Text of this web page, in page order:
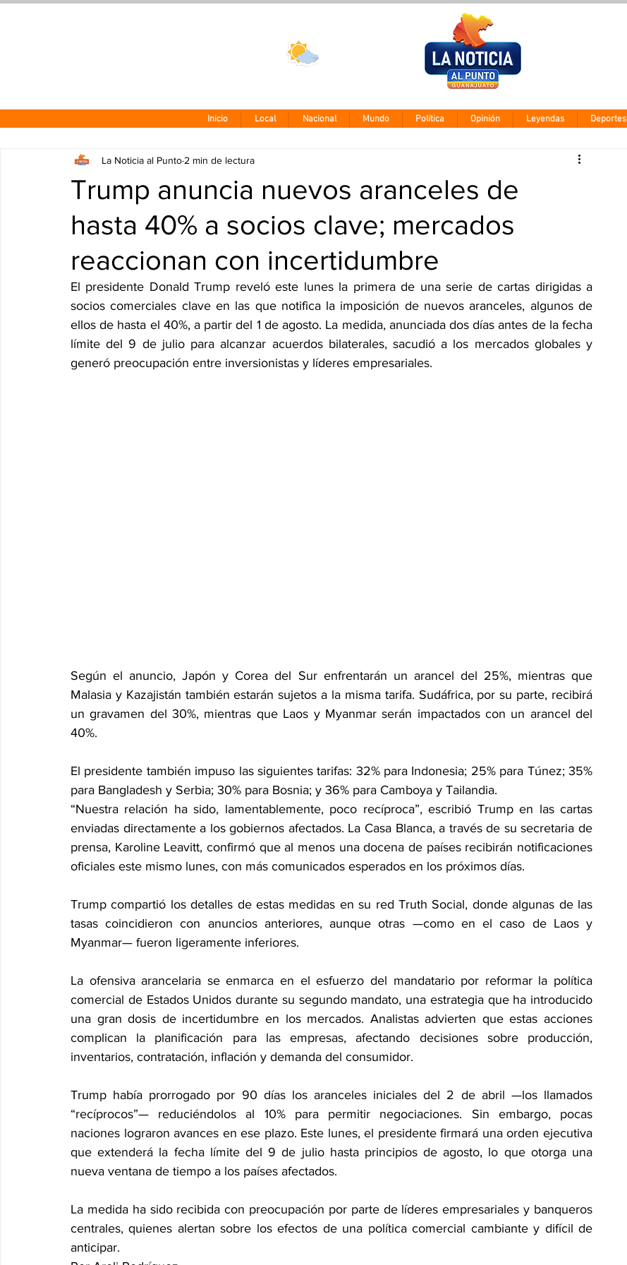
Inicio Local Nacional Mundo Política Opinión Leyendas Deportes
Trump anuncia nuevos aranceles de
hasta 40% a socios clave; mercados
reaccionan con incertidumbre
La Noticia al Punto 2 min de lectura
El presidente Donald Trump reveló este lunes la primera de una serie de cartas dirigidas a
socios comerciales clave en las que notifica la imposición de nuevos aranceles, algunos de
ellos de hasta el 40%, a partir del 1 de agosto. La medida, anunciada dos días antes de la fecha
límite del 9 de julio para alcanzar acuerdos bilaterales, sacudió a los mercados globales y
generó preocupación entre inversionistas y líderes empresariales.
Según el anuncio, Japón y Corea del Sur enfrentarán un arancel del 25%, mientras que
Malasia y Kazajistán también estarán sujetos a la misma tarifa. Sudáfrica, por su parte, recibirá
un gravamen del 30%, mientras que Laos y Myanmar serán impactados con un arancel del
40%.
El presidente también impuso las siguientes tarifas: 32% para Indonesia; 25% para Túnez; 35%
para Bangladesh y Serbia; 30% para Bosnia; y 36% para Camboya y Tailandia.
“Nuestra relación ha sido, lamentablemente, poco recíproca”, escribió Trump en las cartas
enviadas directamente a los gobiernos afectados. La Casa Blanca, a través de su secretaria de
prensa, Karoline Leavitt, confirmó que al menos una docena de países recibirán notificaciones
oficiales este mismo lunes, con más comunicados esperados en los próximos días.
Trump compartió los detalles de estas medidas en su red Truth Social, donde algunas de las
tasas coincidieron con anuncios anteriores, aunque otras —como en el caso de Laos y
Myanmar— fueron ligeramente inferiores.
La ofensiva arancelaria se enmarca en el esfuerzo del mandatario por reformar la política
comercial de Estados Unidos durante su segundo mandato, una estrategia que ha introducido
una gran dosis de incertidumbre en los mercados. Analistas advierten que estas acciones
complican la planificación para las empresas, afectando decisiones sobre producción,
inventarios, contratación, inflación y demanda del consumidor.
Trump había prorrogado por 90 días los aranceles iniciales del 2 de abril —los llamados
“recíprocos”— reduciéndolos al 10% para permitir negociaciones. Sin embargo, pocas
naciones lograron avances en ese plazo. Este lunes, el presidente firmará una orden ejecutiva
que extenderá la fecha límite del 9 de julio hasta principios de agosto, lo que otorga una
nueva ventana de tiempo a los países afectados.
La medida ha sido recibida con preocupación por parte de líderes empresariales y banqueros
centrales, quienes alertan sobre los efectos de una política comercial cambiante y difícil de
anticipar.